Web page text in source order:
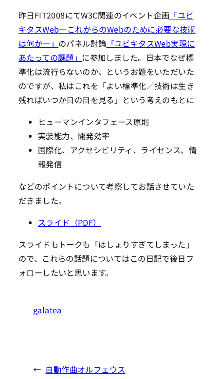
昨日FIT2008にてW3C関連のイベント企画 「ユビ
キタスWeb―これからのWebのために必要な技術
は何か―」 のパネル討論 「ユビキタスWeb実現に
あたっての課題」 に参加しました。日本でなぜ標
準化は流行らないのか、というお題をいただいた
のですが、私はこれを「よい標準化／技術は生き
残ればいつか日の目を見る」という考えのもとに
ヒューマンインタフェース原則
実装能力、開発効率
国際化、アクセシビリティ、ライセンス、情
報発信
などのポイントについて考察してお話させていた
だきました。
スライド（PDF）
スライドもトークも「はしょりすぎてしまった」
ので、これらの話題についてはこの日記で後日フ
ォローしたいと思います。
galatea
← 自動作曲オルフェウス